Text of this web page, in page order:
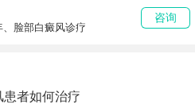
脸部白癜风诊疗
咨询
者如何治疗